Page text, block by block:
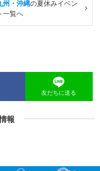
州・沖縄の夏休みイベン
一覧へ
友だちに送る
報